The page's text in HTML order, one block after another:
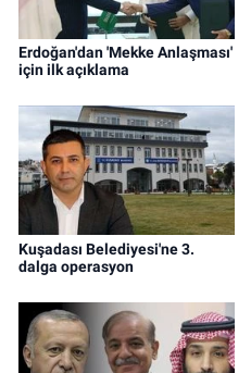
Erdoğan'dan 'Mekke Anlaşması'
için ilk açıklama
Kuşadası Belediyesi'ne 3.
dalga operasyon